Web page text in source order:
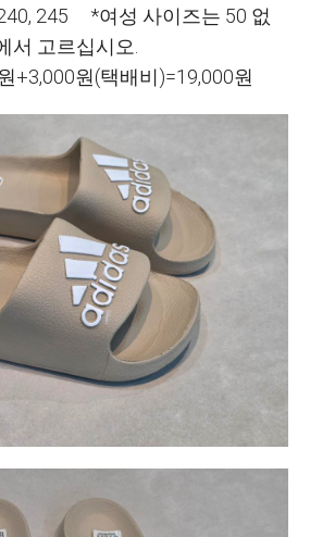
245 *여성 사이즈는 50 없
서 고르십시오.
+3,000원(택배비)=19,000원